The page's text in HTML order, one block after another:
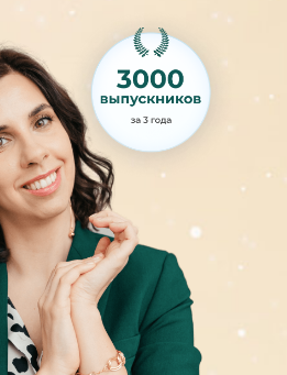
истории
презентовать себя
нужна
польза»
Полиной
Самопрезентация